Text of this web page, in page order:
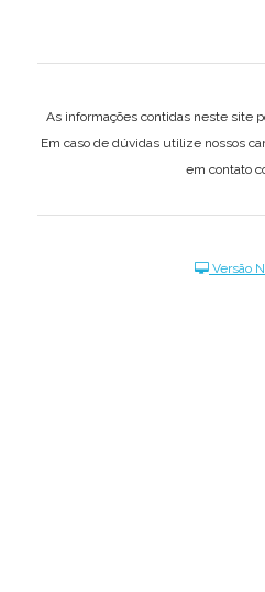
As informações contidas neste site
Em caso de dúvidas utilize nossos
em contato
Versão